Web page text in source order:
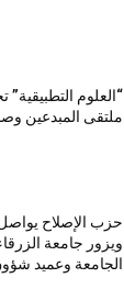
“العلوم
ملتقى المبدعين
حزب الإصلاح
ويزور جامعة
الجامعة وعميد